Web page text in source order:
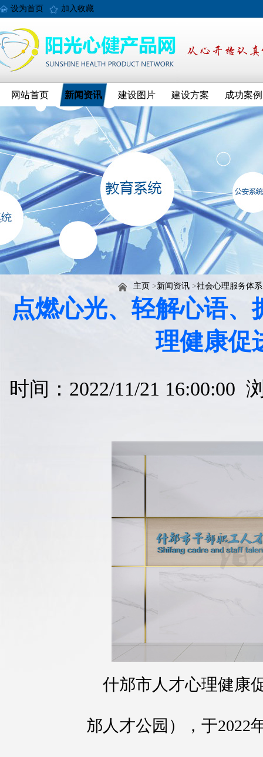
设为首页 加入收藏
网站首页 新闻资讯 建设图片 建设方案 成功案例
主页 >新闻资讯 >社会心理服务体系
点燃心光、轻解心语
理健康促
时间：2022/11/21 16:00:00
什邡市人才心理健康
邡人才公园），于2022